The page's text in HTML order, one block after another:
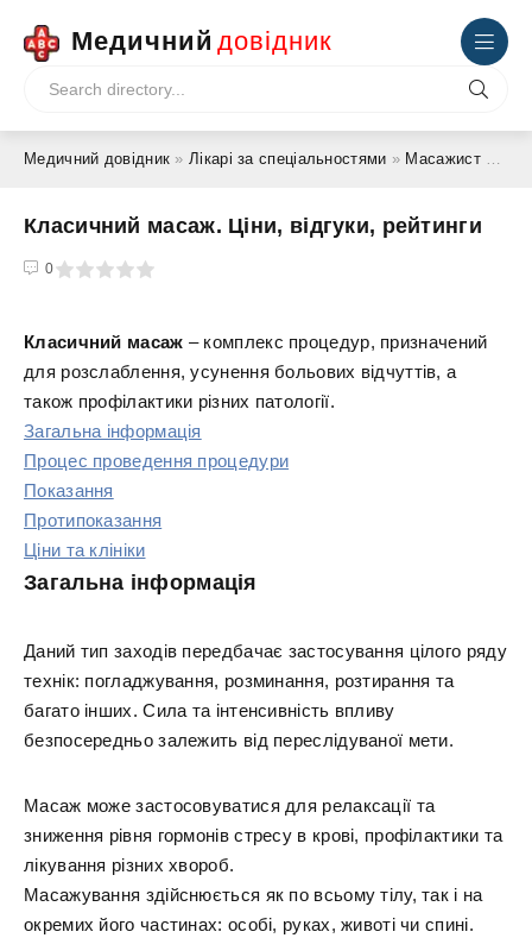
Медичний довідник
Медичний довідник »Лікарі за спеціальностями » Масажист» Класичний масаж. Ціни, відгуки, рейтинги
Класичний масаж. Ціни, відгуки, рейтинги
0
5
Класичний масаж – комплекс процедур, призначений
для розслаблення, усунення больових відчуттів, а
також профілактики різних патології.
Загальна інформація
Процес проведення процедури
Показання
Протипоказання
Ціни та клініки
Загальна інформація
Даний тип заходів передбачає застосування цілого ряду
технік: погладжування, розминання, розтирання та
багато інших. Сила та інтенсивність впливу
безпосередньо залежить від переслідуваної мети.
Масаж може застосовуватися для релаксації та
зниження рівня гормонів стресу в крові, профілактики та
лікування різних хвороб.
Масажування здійснюється як по всьому тілу, так і на
окремих його частинах: особі, руках, животі чи спині.